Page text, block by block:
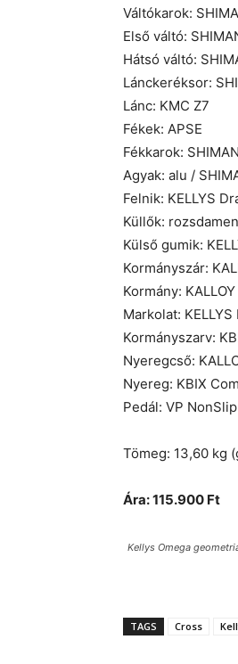
Váltókarok:
Első váltó:
Hátsó váltó:
Lánckeréksor:
Lánc: KMC Z7
Fékek: APSE
Fékkarok:
Agyak: alu /
Felnik: KELLYS
Küllők:
Külső gumik:
Kormányszár:
Kormány:
Markolat:
Kormányszarv:
Nyeregcső:
Nyereg: KBIX
Pedál: VP
Tömeg: 13,60 kg
Ára: 115.900 Ft
Kellys Omega
TAGS Cross